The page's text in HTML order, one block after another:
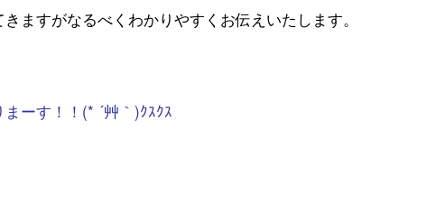
ますがなるべくわかりやすくお伝えいたします。
ーす！！(* ´艸｀)ｸｽｸｽ